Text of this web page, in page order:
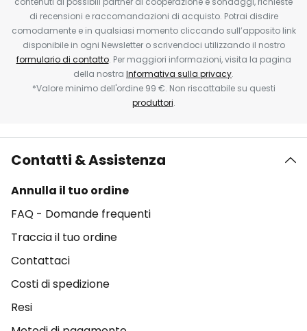
di recensioni e raccomandazioni di acquisto. Potrai disdire
comodamente e in qualsiasi momento cliccando sull’apposito link
disponibile in ogni Newsletter o scrivendoci utilizzando il nostro
formulario di contatto. Per maggiori informazioni, visita la pagina
della nostra Informativa sulla privacy.
*Valore minimo dell'ordine 99 €. Non riscattabile su questi
produttori.
Contatti & Assistenza
Annulla il tuo ordine
FAQ - Domande frequenti
Traccia il tuo ordine
Contattaci
Costi di spedizione
Resi